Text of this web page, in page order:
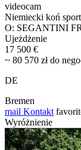
videocam
Niemiecki koń
O: SEGANTINI
Ujeżdżenie
17 500 €
~ 80 570 zł do
DE
Bremen
mail Kontakt
Wyróżnienie